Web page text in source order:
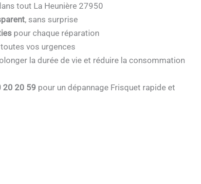
tout La Heunière 27950
, sans surprise
pour chaque réparation
vos urgences
la durée de vie et réduire la consommation
20 20 59 pour un dépannage Frisquet rapide et